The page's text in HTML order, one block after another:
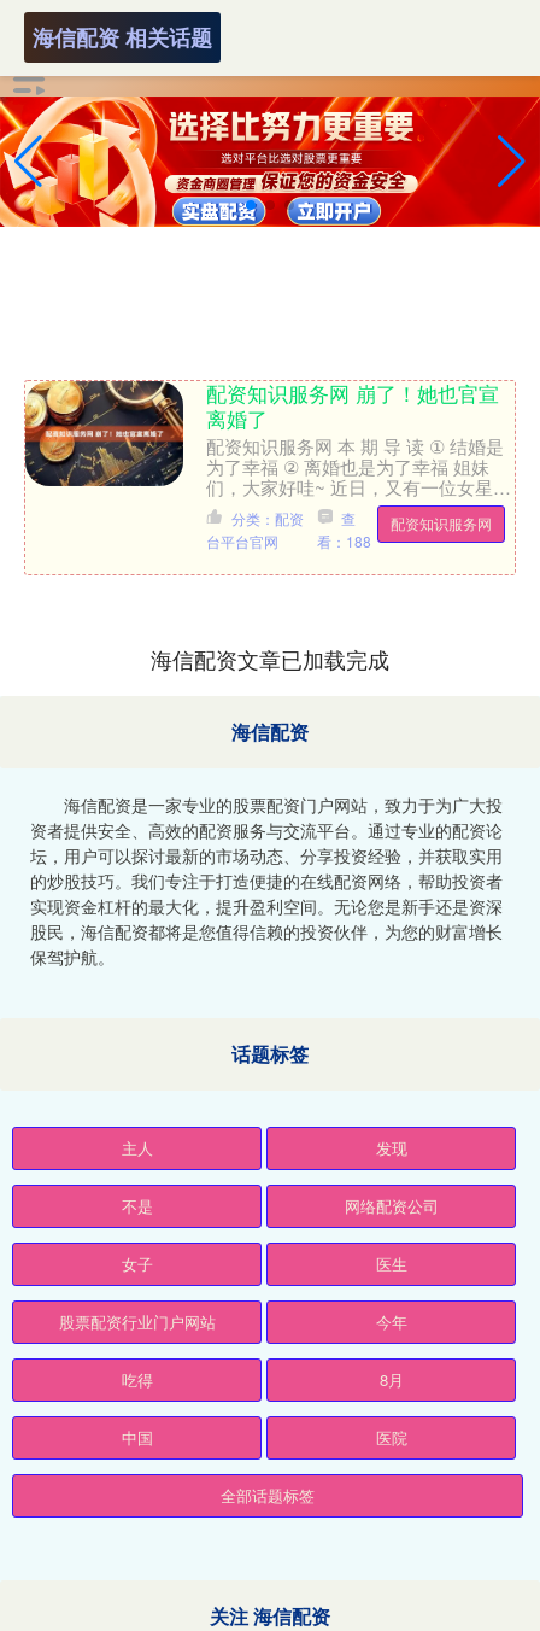
海信配资 相关话题
配资知识服务网 崩了！她也官宣
离婚了
配资知识服务网 本 期 导 读 ① 结婚是
为了幸福 ② 离婚也是为了幸福 姐妹
们，大家好哇~ 近日，又有一位女星选
择公开了自己的婚姻状态——42岁的
江一燕在综艺....
配资知识服务网
分类：配资
台平台官网
查
看：188
海信配资文章已加载完成
海信配资
海信配资是一家专业的股票配资门户网站，致力于为广大投
资者提供安全、高效的配资服务与交流平台。通过专业的配资论
坛，用户可以探讨最新的市场动态、分享投资经验，并获取实用
的炒股技巧。我们专注于打造便捷的在线配资网络，帮助投资者
实现资金杠杆的最大化，提升盈利空间。无论您是新手还是资深
股民，海信配资都将是您值得信赖的投资伙伴，为您的财富增长
保驾护航。
话题标签
主人 发现
不是 网络配资公司
女子 医生
股票配资行业门户网站 今年
吃得 8月
中国 医院
全部话题标签
关注 海信配资